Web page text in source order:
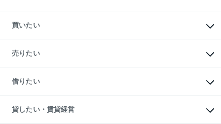
買いたい
新築・分譲マンションの購入
中古マンションの購入
一戸建ての購入
中古一戸建ての購入
不動産購入の流れ
注目キーワード物件特集
購入ガイド
売りたい
一戸建ての売却・査定
土地の売却・査定
スピードAI査定
不動産査定について
借りたい
オフィス・店舗の賃貸
借りるときの流れ
貸したい・賃貸経営